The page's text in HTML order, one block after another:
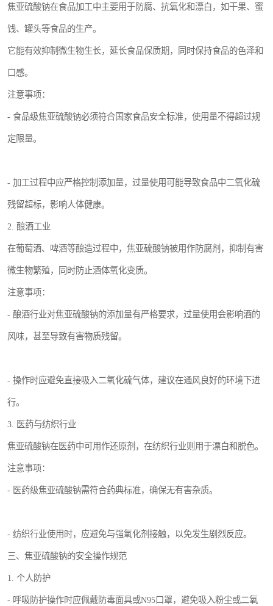
焦亚硫酸钠在食品加工中主要用于防腐、抗氧化和漂白，如干果、蜜
饯、罐头等食品的生产。
它能有效抑制微生物生长，延长食品保质期，同时保持食品的色泽和
口感。
注意事项：
- 食品级焦亚硫酸钠必须符合国家食品安全标准，使用量不得超过规
定限量。
- 加工过程中应严格控制添加量，过量使用可能导致食品中二氧化硫
残留超标，影响人体健康。
2. 酿酒工业
在葡萄酒、啤酒等酿造过程中，焦亚硫酸钠被用作防腐剂，抑制有害
微生物繁殖，同时防止酒体氧化变质。
注意事项：
- 酿酒行业对焦亚硫酸钠的添加量有严格要求，过量使用会影响酒的
风味，甚至导致有害物质残留。
- 操作时应避免直接吸入二氧化硫气体，建议在通风良好的环境下进
行。
3. 医药与纺织行业
焦亚硫酸钠在医药中可用作还原剂，在纺织行业则用于漂白和脱色。
注意事项：
- 医药级焦亚硫酸钠需符合药典标准，确保无有害杂质。
- 纺织行业使用时，应避免与强氧化剂接触，以免发生剧烈反应。
三、焦亚硫酸钠的安全操作规范
1. 个人防护
- 呼吸防护操作时应佩戴防毒面具或N95口罩，避免吸入粉尘或二氧